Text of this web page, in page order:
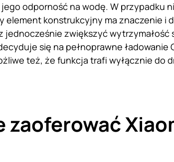
odporność na wodę. W przypadku
konstrukcyjny ma znaczenie i
zwiększyć wytrzymałość
się na pełnoprawne ładowanie
też, że funkcja trafi wyłącznie do
zaoferować